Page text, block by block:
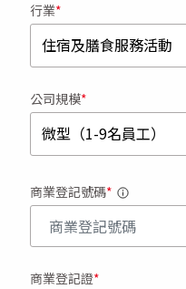
行業
住宿及膳食服務活動
公司規模
微型（1-9名員工）
商業登記號碼
商業登記證